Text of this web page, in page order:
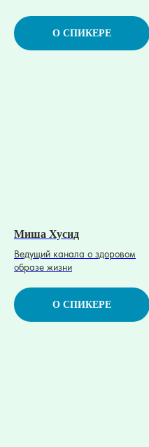
О СПИКЕРЕ
Миша Хусид
Ведущий канала о здоровом
образе жизни
О СПИКЕРЕ